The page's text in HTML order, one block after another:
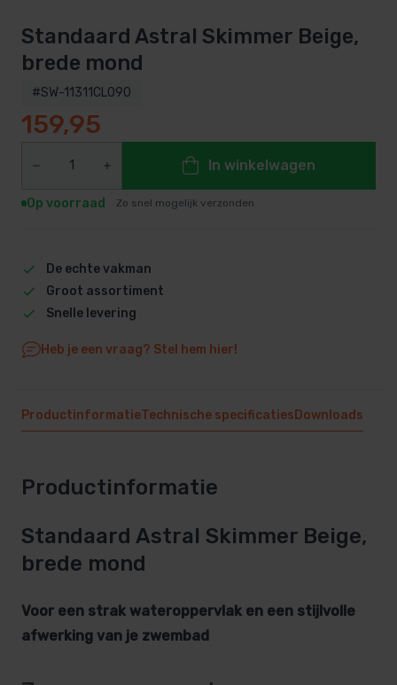
Standaard Astral Skimmer Beige,
brede mond
#SW-11311CL090
159,95
In winkelwagen
Op voorraad Zo snel mogelijk verzonden
De echte vakman
Groot assortiment
Snelle levering
Heb je een vraag? Stel hem hier!
ProductinformatieTechnische specificaties Downloads
Productinformatie
Standaard Astral Skimmer Beige,
brede mond
Voor een strak wateroppervlak en een stijlvolle
afwerking van je zwembad